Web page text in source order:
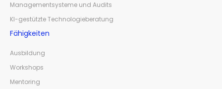
Managementsysteme und Audits
KI-gestützte Technologieberatung
Fähigkeiten
Ausbildung
Workshops
Mentoring